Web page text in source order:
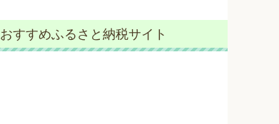
おすすめふるさと納税サイト